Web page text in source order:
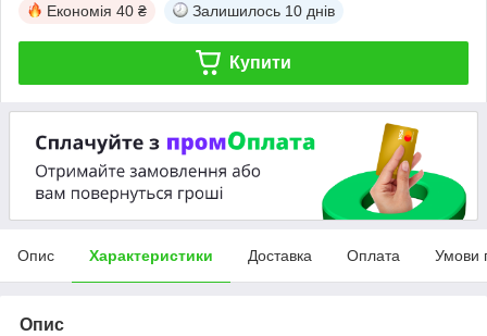
Економія 40 ₴ Залишилось 10 днів
Купити
Опис Характеристики Доставка Оплата Умови
Опис